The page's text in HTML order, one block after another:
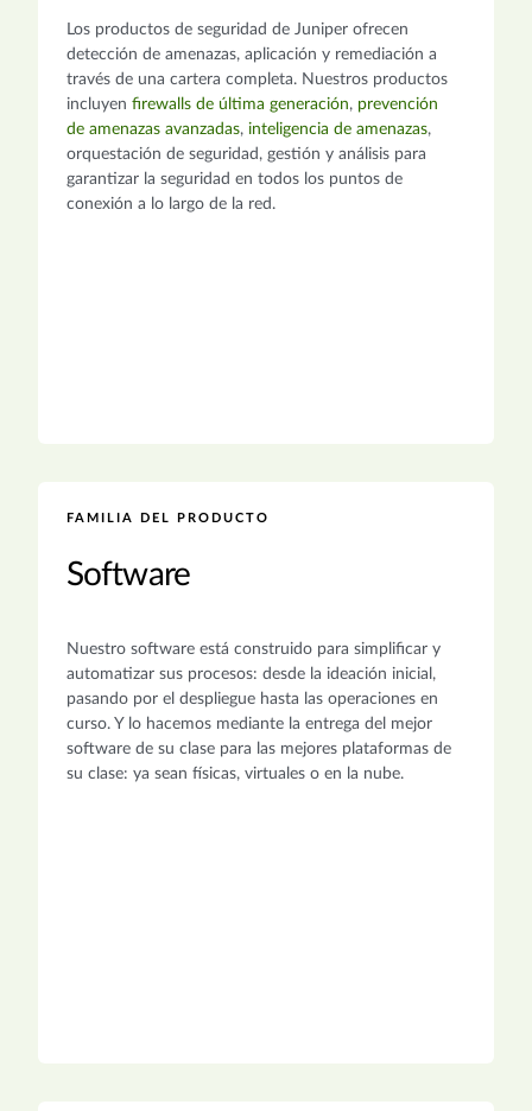
Los productos de seguridad de Juniper ofrecen
detección de amenazas, aplicación y remediación a
través de una cartera completa. Nuestros productos
incluyen firewalls de última generación, prevención
de amenazas avanzadas, inteligencia de amenazas,
orquestación de seguridad, gestión y análisis para
garantizar la seguridad en todos los puntos de
conexión a lo largo de la red.
FAMILIA DEL PRODUCTO
Software
Nuestro software está construido para simplificar y
automatizar sus procesos: desde la ideación inicial,
pasando por el despliegue hasta las operaciones en
curso. Y lo hacemos mediante la entrega del mejor
software de su clase para las mejores plataformas de
su clase: ya sean físicas, virtuales o en la nube.